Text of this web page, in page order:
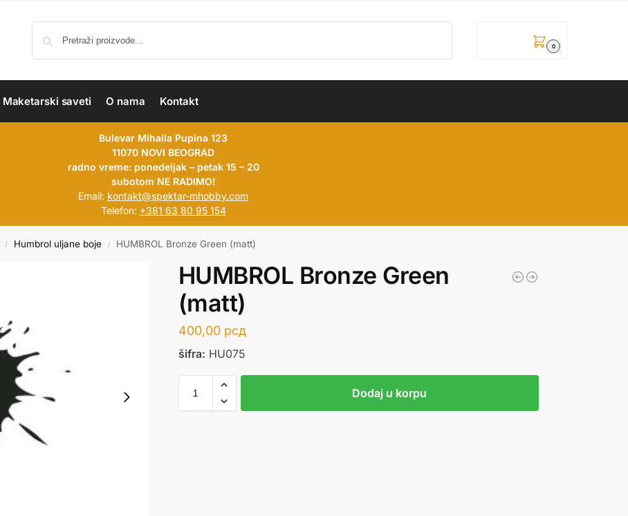
0
Maketarski saveti O nama Kontakt
Bulevar Mihaila Pupina 123
11070 NOVI BEOGRAD
radno vreme: ponedeljak – petak 15 – 20
subotom NE RADIMO!
Email: kontakt@spektar-mhobby.com
Telefon: +381 63 80 95 154
/ Humbrol uljane boje / HUMBROL Bronze Green (matt)
HUMBROL Bronze Green
(matt)
400,00 рсд
šifra: HU075
Dodaj u korpu